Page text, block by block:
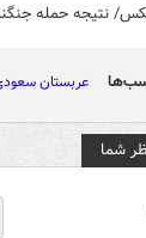
نتیجه حمله
عربستان
شما